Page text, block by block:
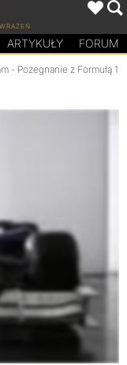
ARTYKUŁY FORUM
- Pożegnanie z Formułą 1